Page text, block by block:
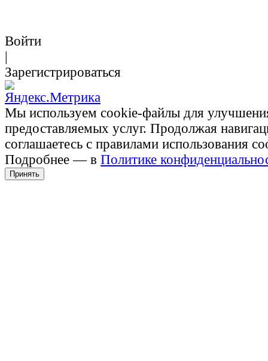
Войти
|
Зарегистрироваться
Мы используем cookie-файлы для
предоставляемых услуг. Продолжая
соглашаетесь с правилами использования
Подробнее — в Политике
Принять